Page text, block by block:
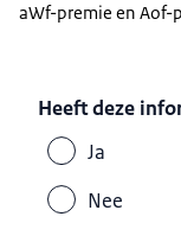
aWf-premie en Aof-
Heeft deze
Ja
Nee